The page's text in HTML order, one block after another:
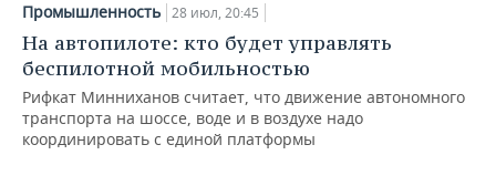
Промышленность 28 июл, 20:45
На автопилоте: кто будет управлять
беспилотной мобильностью
Рифкат Минниханов считает, что движение автономного
транспорта на шоссе, воде и в воздухе надо
координировать с единой платформы